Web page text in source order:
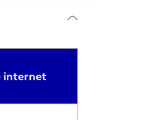
internet